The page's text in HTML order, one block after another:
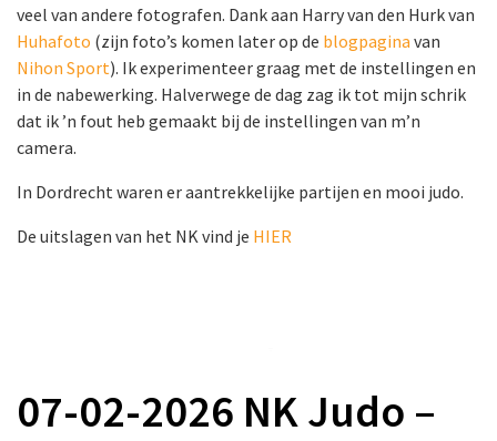
veel van andere fotografen. Dank aan Harry van den Hurk van
Huhafoto (zijn foto’s komen later op de blogpagina van
Nihon Sport). Ik experimenteer graag met de instellingen en
in de nabewerking. Halverwege de dag zag ik tot mijn schrik
dat ik ’n fout heb gemaakt bij de instellingen van m’n
camera.
In Dordrecht waren er aantrekkelijke partijen en mooi judo.
De uitslagen van het NK vind je HIER
07-02-2026 NK Judo –